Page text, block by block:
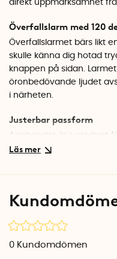
direkt uppmärksamhet
Överfallslarm med 120
Överfallslarmet bärs likt
skulle känna dig hotad
knappen på sidan.
öronbedövande ljudet
i närheten.
Justerbar passform
Armbandet är justerbart
Det tåliga
Specifikationer
Längd: Ca 5 cm
0 Kundomdömen